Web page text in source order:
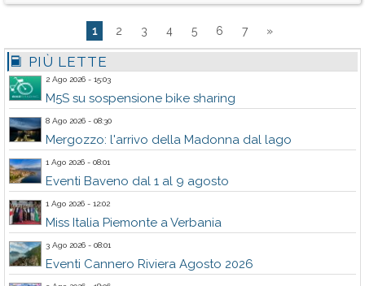
1 2 3 4 5 6 7 »
PIÙ LETTE
2 Ago 2026 - 15:03
M5S su sospensione bike sharing
8 Ago 2026 - 08:30
Mergozzo: l'arrivo della Madonna dal lago
1 Ago 2026 - 08:01
Eventi Baveno dal 1 al 9 agosto
1 Ago 2026 - 12:02
Miss Italia Piemonte a Verbania
3 Ago 2026 - 08:01
Eventi Cannero Riviera Agosto 2026